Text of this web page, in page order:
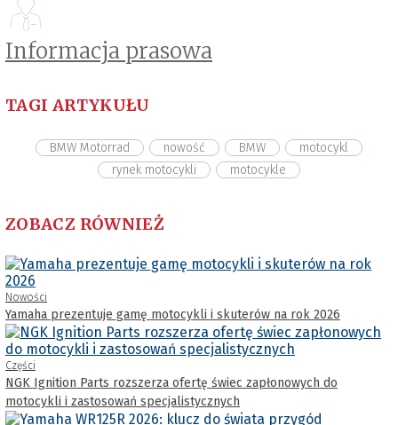
Informacja prasowa
TAGI ARTYKUŁU
BMW Motorrad nowość BMW
motocykl
rynek motocykli
motocykle
ZOBACZ RÓWNIEŻ
Nowości
Yamaha prezentuje gamę motocykli i skuterów na rok 2026
Części
NGK Ignition Parts rozszerza ofertę świec zapłonowych do
motocykli i zastosowań specjalistycznych